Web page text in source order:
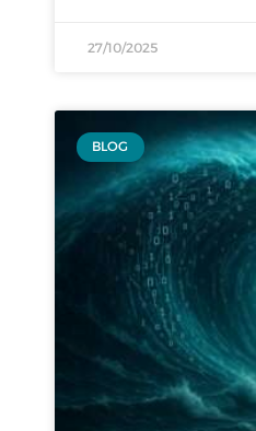
27/10/2025
BLOG